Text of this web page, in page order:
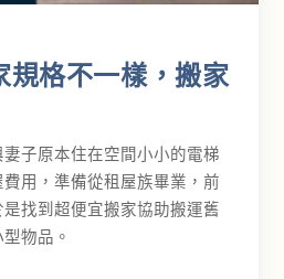
規格不一樣，搬家
子原本住在空間小小的電梯
用，準備從租屋族畢業，前
找到超便宜搬家協助搬運舊
物品。